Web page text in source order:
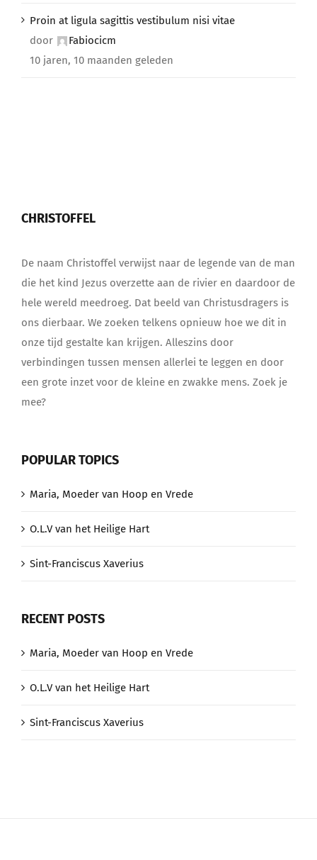
Proin at ligula sagittis vestibulum nisi vitae
door
Fabiocicm
10 jaren, 10 maanden geleden
CHRISTOFFEL
De naam Christoffel verwijst naar de legende van de man
die het kind Jezus overzette aan de rivier en daardoor de
hele wereld meedroeg. Dat beeld van Christusdragers is
ons dierbaar. We zoeken telkens opnieuw hoe we dit in
onze tijd gestalte kan krijgen. Alleszins door
verbindingen tussen mensen allerlei te leggen en door
een grote inzet voor de kleine en zwakke mens. Zoek je
mee?
POPULAR TOPICS
Maria, Moeder van Hoop en Vrede
O.L.V van het Heilige Hart
Sint-Franciscus Xaverius
RECENT POSTS
Maria, Moeder van Hoop en Vrede
O.L.V van het Heilige Hart
Sint-Franciscus Xaverius